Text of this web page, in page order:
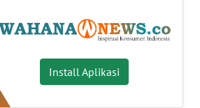
Install Aplikasi